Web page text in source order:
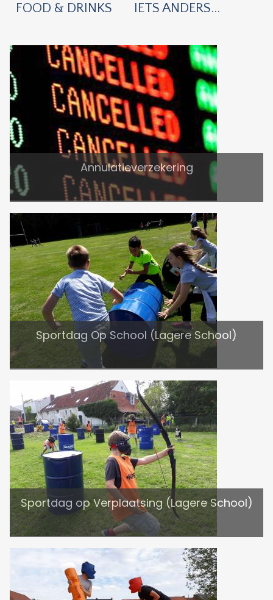
FOOD & DRINKS IETS ANDERS...
Annulatieverzekering
Sportdag Op School (Lagere School)
Sportdag op Verplaatsing (Lagere School)